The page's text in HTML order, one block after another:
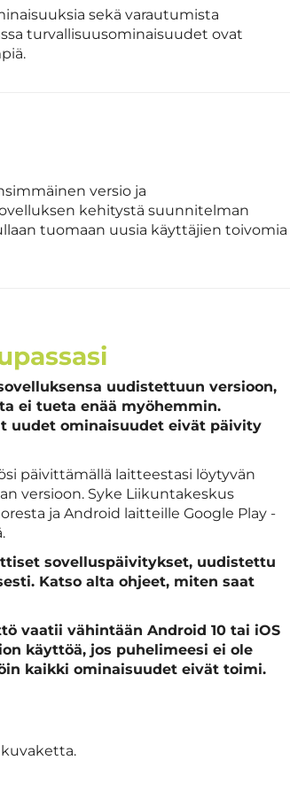
sekä varautumista
turvallisuusominaisuudet ovat
versio ja
kehitystä suunnitelman
tuomaan uusia käyttäjien toivomia
uudistettuun versioon,
ei tueta enää myöhemmin.
uudet ominaisuudet eivät päivity
päivittämällä laitteestasi löytyvän
versioon. Syke Liikuntakeskus
ja Android laitteille Google Play -
sovelluspäivitykset, uudistettu
Katso alta ohjeet, miten saat
vaatii vähintään Android 10 tai iOS
käyttöä, jos puhelimeesi ei ole
kaikki ominaisuudet eivät toimi.